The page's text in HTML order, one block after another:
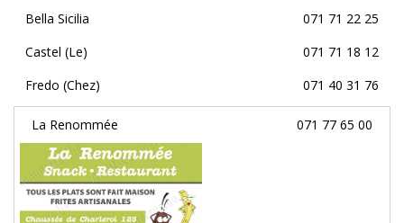
Bella Sicilia
071 71 22 25
Castel (Le)
071 71 18 12
Fredo (Chez)
071 40 31 76
La Renommée 071 77 65 00